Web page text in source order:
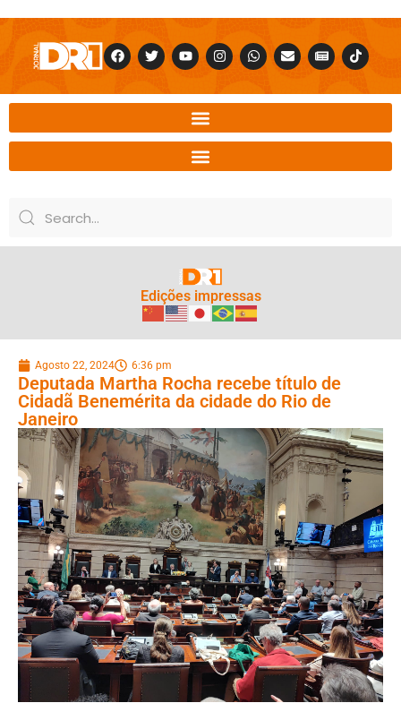
Edições impressas
Agosto 22, 2024 6:36 pm
Deputada Martha Rocha recebe título de
Cidadã Benemérita da cidade do Rio de
Janeiro